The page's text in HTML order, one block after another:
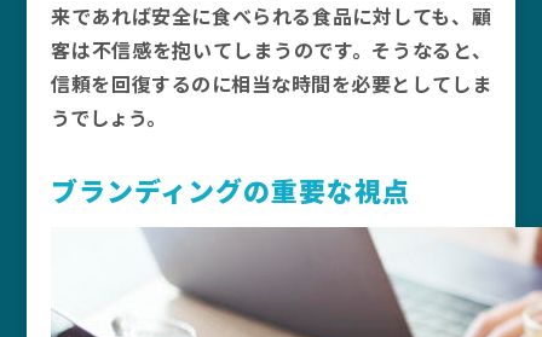
来であれば安全に食べられる食品に対しても、顧
客は不信感を抱いてしまうのです。そうなると、
信頼を回復するのに相当な時間を必要としてしま
うでしょう。
ブランディングの重要な視点